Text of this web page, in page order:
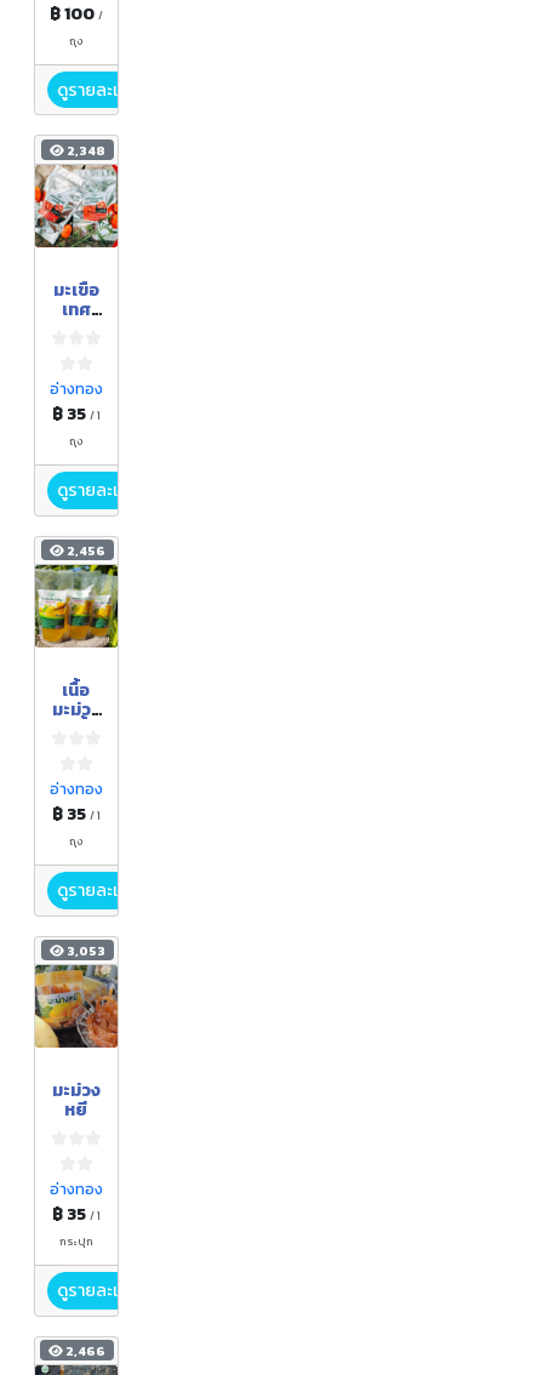
฿ 100 /
ถุง
ดูรายละเอียด
2,348
มะเขือ
เทศ
อ่างทอง
฿ 35 / 1
ถุง
ดูรายละเอียด
2,456
เนื้อ
มะม่วง
อ่างทอง
฿ 35 / 1
ถุง
ดูรายละเอียด
3,053
มะม่วง
หยี
อ่างทอง
฿ 35 / 1
กระปุก
ดูรายละเอียด
2,466